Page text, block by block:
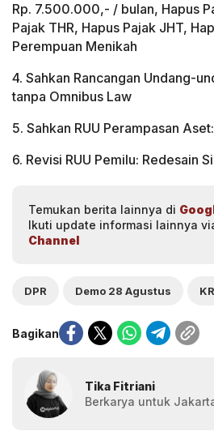
Rp. 7.500.000,- / bulan, Hapus
Pajak THR, Hapus Pajak JHT,
Perempuan Menikah
4. Sahkan Rancangan Undang-
tanpa Omnibus Law
5. Sahkan RUU Perampasan
6. Revisi RUU Pemilu: Redesain
Temukan berita lainnya di
Ikuti update informasi lainnya
Channel
DPR Demo 28 Agustus
Bagikan
Tika Fitriani
Berkarya untuk